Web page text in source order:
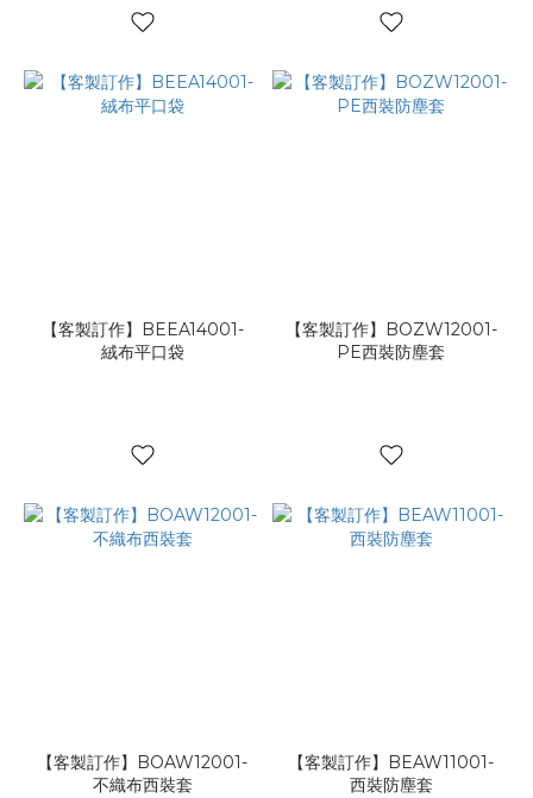
【客製訂作】BEEA14001-
絨布平口袋
【客製訂作】BOZW12001-
PE西裝防塵套
【客製訂作】BOAW12001-
不織布西裝套
【客製訂作】BEAW11001-
西裝防塵套